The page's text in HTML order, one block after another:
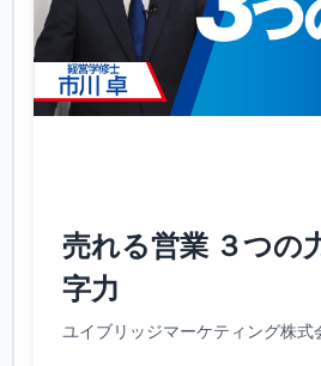
売れる営業 ３つの
字力
ユイブリッジマーケティング株式